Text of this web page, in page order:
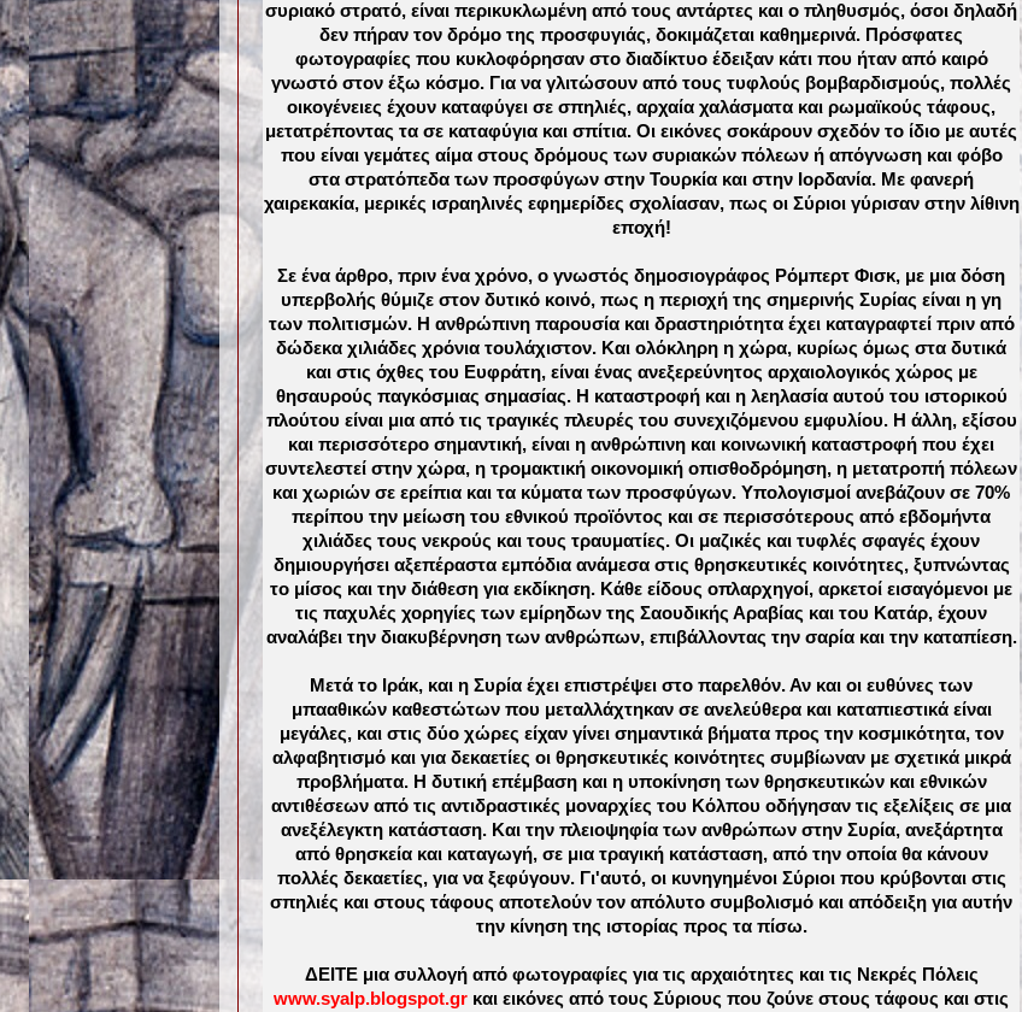
συριακό στρατό, είναι περικυκλωμένη από τους αντάρτες και ο πληθυσμός, όσοι δηλαδή
δεν πήραν τον δρόμο της προσφυγιάς, δοκιμάζεται καθημερινά. Πρόσφατες
φωτογραφίες που κυκλοφόρησαν στο διαδίκτυο έδειξαν κάτι που ήταν από καιρό
γνωστό στον έξω κόσμο. Για να γλιτώσουν από τους τυφλούς βομβαρδισμούς, πολλές
οικογένειες έχουν καταφύγει σε σπηλιές, αρχαία χαλάσματα και ρωμαϊκούς τάφους,
μετατρέποντας τα σε καταφύγια και σπίτια. Οι εικόνες σοκάρουν σχεδόν το ίδιο με αυτές
που είναι γεμάτες αίμα στους δρόμους των συριακών πόλεων ή απόγνωση και φόβο
στα στρατόπεδα των προσφύγων στην Τουρκία και στην Ιορδανία. Με φανερή
χαιρεκακία, μερικές ισραηλινές εφημερίδες σχολίασαν, πως οι Σύριοι γύρισαν στην λίθινη
εποχή!
Σε ένα άρθρο, πριν ένα χρόνο, ο γνωστός δημοσιογράφος Ρόμπερτ Φισκ, με μια δόση
υπερβολής θύμιζε στον δυτικό κοινό, πως η περιοχή της σημερινής Συρίας είναι η γη
των πολιτισμών. Η ανθρώπινη παρουσία και δραστηριότητα έχει καταγραφτεί πριν από
δώδεκα χιλιάδες χρόνια τουλάχιστον. Και ολόκληρη η χώρα, κυρίως όμως στα δυτικά
και στις όχθες του Ευφράτη, είναι ένας ανεξερεύνητος αρχαιολογικός χώρος με
θησαυρούς παγκόσμιας σημασίας. Η καταστροφή και η λεηλασία αυτού του ιστορικού
πλούτου είναι μια από τις τραγικές πλευρές του συνεχιζόμενου εμφυλίου. Η άλλη, εξίσου
και περισσότερο σημαντική, είναι η ανθρώπινη και κοινωνική καταστροφή που έχει
συντελεστεί στην χώρα, η τρομακτική οικονομική οπισθοδρόμηση, η μετατροπή πόλεων
και χωριών σε ερείπια και τα κύματα των προσφύγων. Υπολογισμοί ανεβάζουν σε 70%
περίπου την μείωση του εθνικού προϊόντος και σε περισσότερους από εβδομήντα
χιλιάδες τους νεκρούς και τους τραυματίες. Οι μαζικές και τυφλές σφαγές έχουν
δημιουργήσει αξεπέραστα εμπόδια ανάμεσα στις θρησκευτικές κοινότητες, ξυπνώντας
το μίσος και την διάθεση για εκδίκηση. Κάθε είδους οπλαρχηγοί, αρκετοί εισαγόμενοι με
τις παχυλές χορηγίες των εμίρηδων της Σαουδικής Αραβίας και του Κατάρ, έχουν
αναλάβει την διακυβέρνηση των ανθρώπων, επιβάλλοντας την σαρία και την καταπίεση.
Μετά το Ιράκ, και η Συρία έχει επιστρέψει στο παρελθόν. Αν και οι ευθύνες των
μπααθικών καθεστώτων που μεταλλάχτηκαν σε ανελεύθερα και καταπιεστικά είναι
μεγάλες, και στις δύο χώρες είχαν γίνει σημαντικά βήματα προς την κοσμικότητα, τον
αλφαβητισμό και για δεκαετίες οι θρησκευτικές κοινότητες συμβίωναν με σχετικά μικρά
προβλήματα. Η δυτική επέμβαση και η υποκίνηση των θρησκευτικών και εθνικών
αντιθέσεων από τις αντιδραστικές μοναρχίες του Κόλπου οδήγησαν τις εξελίξεις σε μια
ανεξέλεγκτη κατάσταση. Και την πλειοψηφία των ανθρώπων στην Συρία, ανεξάρτητα
από θρησκεία και καταγωγή, σε μια τραγική κατάσταση, από την οποία θα κάνουν
πολλές δεκαετίες, για να ξεφύγουν. Γι'αυτό, οι κυνηγημένοι Σύριοι που κρύβονται στις
σπηλιές και στους τάφους αποτελούν τον απόλυτο συμβολισμό και απόδειξη για αυτήν
την κίνηση της ιστορίας προς τα πίσω.
ΔΕΙΤΕ μια συλλογή από φωτογραφίες για τις αρχαιότητες και τις Νεκρές Πόλεις
www.syalp.blogspot.gr και εικόνες από τους Σύριους που ζούνε στους τάφους και στις